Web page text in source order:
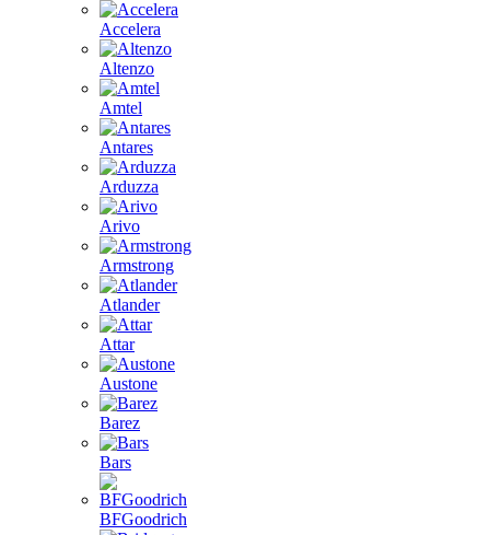
Accelera
Altenzo
Amtel
Antares
Arduzza
Arivo
Armstrong
Atlander
Attar
Austone
Barez
Bars
BFGoodrich